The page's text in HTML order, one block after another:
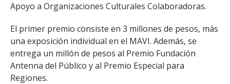
Apoyo a Organizaciones Culturales Colaboradoras.
El primer premio consiste en 3 millones de pesos, más
una exposición individual en el MAVI. Además, se
entrega un millón de pesos al Premio Fundación
Antenna del Público y al Premio Especial para
Regiones.